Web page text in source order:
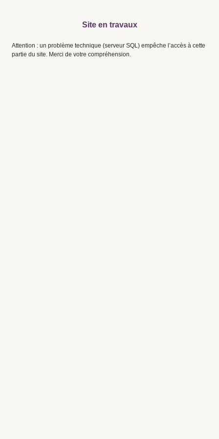
Site en travaux
Attention : un problème technique (serveur SQL) empêche l’accès à cette
partie du site. Merci de votre compréhension.